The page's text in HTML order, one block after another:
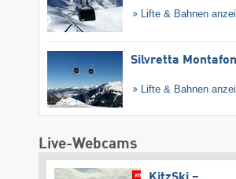
Lifte & Bahnen
Silvretta Montafon
Lifte & Bahnen
Live-Webcams